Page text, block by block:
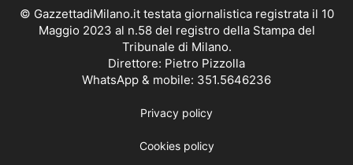
© GazzettadiMilano.it testata giornalistica registrata il 10
Maggio 2023 al n.58 del registro della Stampa del
Tribunale di Milano.
Direttore: Pietro Pizzolla
WhatsApp & mobile: 351.5646236
Privacy policy
Cookies policy